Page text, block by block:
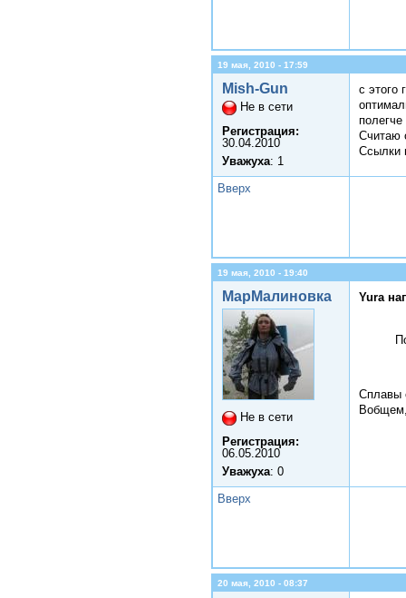
19 мая, 2010 - 17:59
Mish-Gun
Не в сети
Регистрация:
30.04.2010
Уважуха: 1
с этого
Считаю
Ссылки
Вверх
19 мая, 2010 - 19:40
МарМалиновка
Не в сети
Регистрация:
06.05.2010
Уважуха: 0
Yura
Сплавы
Вверх
20 мая, 2010 - 08:37